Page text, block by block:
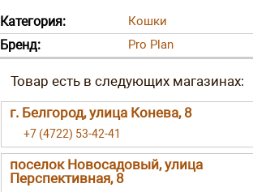
Категория: Кошки
Бренд: Pro Plan
г. Белгород, улица Конева, 8
+7 (4722) 53-42-41
поселок Новосадовый, улица
Перспективная, 8